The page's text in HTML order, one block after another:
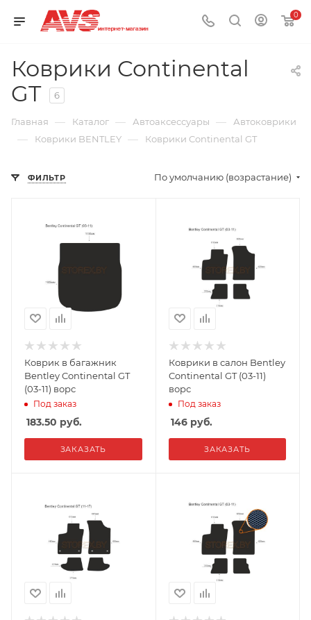
0
Коврики Continental
GT
6
Главная — Каталог — Автоаксессуары — Автоковрики
— Коврики BENTLEY — Коврики Continental GT
ФИЛЬТР По умолчанию (возрастание)
Коврик в багажник
Bentley Continental GT
(03-11) ворс
Под заказ
183.50 руб.
ЗАКАЗАТЬ
Коврики в салон Bentley
Continental GT (03-11)
ворс
Под заказ
146руб.
ЗАКАЗАТЬ